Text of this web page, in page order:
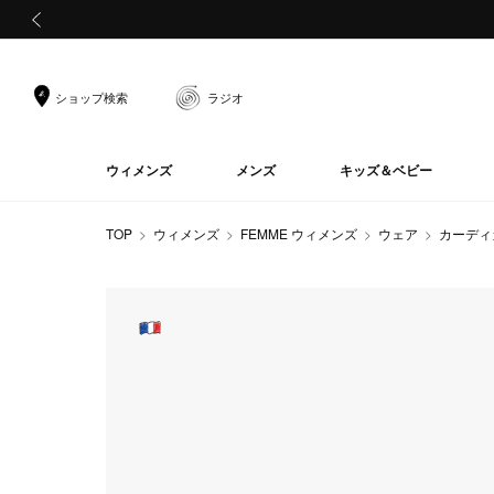
ショップ検索 ラジオ
ウィメンズ メンズ キッズ＆ベビー
TOP ウィメンズ FEMME ウィメンズ ウェア カーデ